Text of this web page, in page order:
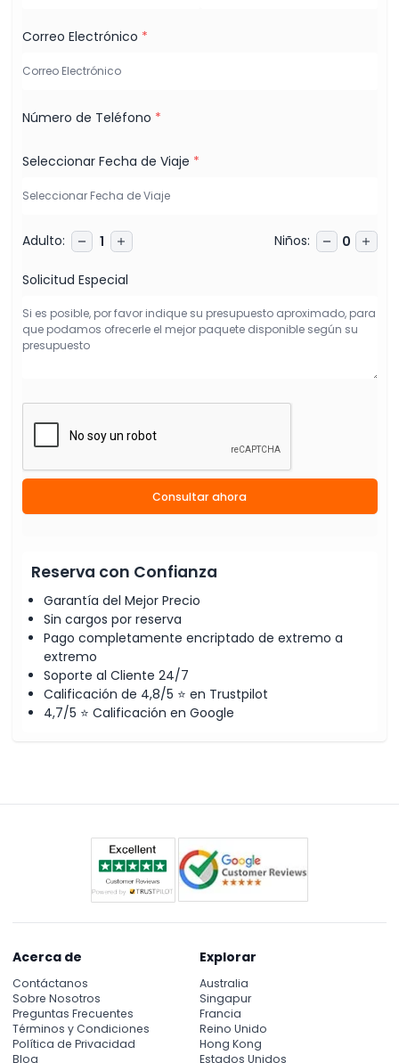
Correo Electrónico *
Número de Teléfono *
Seleccionar Fecha de Viaje *
Adulto: 1 Niños: 0
Solicitud Especial
Consultar ahora
Reserva con Confianza
Garantía del Mejor Precio
Sin cargos por reserva
Pago completamente encriptado de extremo a
extremo
Soporte al Cliente 24/7
Calificación de 4,8/5 ⭐ en Trustpilot
4,7/5 ⭐ Calificación en Google
Acerca de
Contáctanos
Sobre Nosotros
Preguntas Frecuentes
Términos y Condiciones
Política de Privacidad
Blog
Explorar
Australia
Singapur
Francia
Reino Unido
Hong Kong
Estados Unidos